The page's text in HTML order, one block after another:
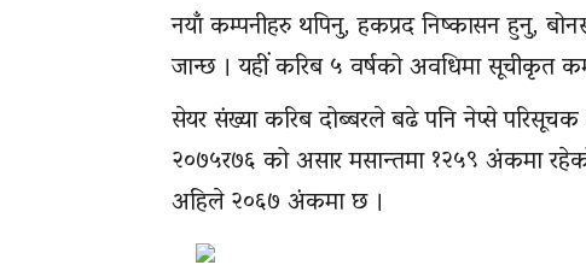
नयाँ कम्पनीहरु थपिनु, हकप्रद निष्कासन हुनु,
जान्छ । यहीं करिब ५ वर्षको अवधिमा सूचीकृत
सेयर संख्या करिब दोब्बरले बढे पनि नेप्से
२०७५र७६ को असार मसान्तमा १२५९ अंकमा
अहिले २०६७ अंकमा छ ।